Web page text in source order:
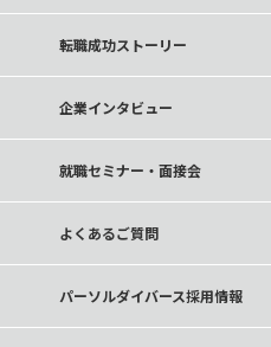
転職成功ストーリー
企業インタビュー
就職セミナー・面接会
よくあるご質問
パーソルダイバース採用情報